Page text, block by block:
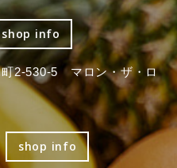
shop info
町2-530-5 マロン・ザ・ロ
shop info